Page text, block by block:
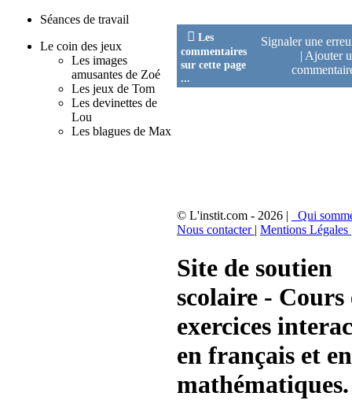
Séances de travail
Le coin des jeux
Les images
amusantes de Zoé
Les jeux de Tom
Les devinettes de
Lou
Les blagues de Max
 Les
commentaires
sur cette page
...
Signaler une
| Ajouter
© L'instit.com - 2026 |
Qui
Nous contacter | Mentions Légales
Site de soutien
scolaire - Cours
exercices
en français et en
mathématiques.